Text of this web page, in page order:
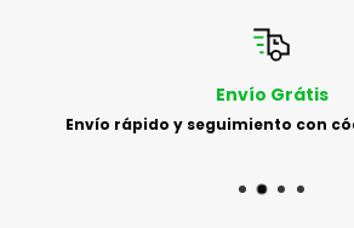
Soporte
Equipo de soporte de alta calidad